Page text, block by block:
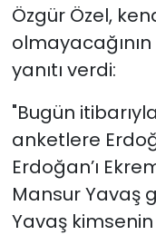
Özgür Özel,
yanıtı verdi:
"Bugün
anketlere
Erdoğan’ı
Mansur Yavaş
Yavaş